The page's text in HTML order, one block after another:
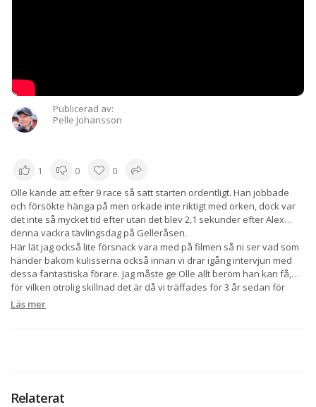
Publicerad av:
Pelle Johansson
1 0
0
Olle kände att efter 9 race så satt starten ordentligt. Han jobbade
och försökte hänga på men orkade inte riktigt med orken, dock var
det inte så mycket tid efter utan det blev 2,1 sekunder efter Alex
denna vackra tävlingsdag på Gelleråsen.
Här lät jag också lite försnack vara med på filmen så ni ser vad som
händer bakom kulisserna också innan vi drar igång intervjun med
dessa fantastiska förare. Jag måste ge Olle allt beröm han kan få,
för vilken otrolig skillnad det är då vi träffades för 3 år sedan för
första gången och gjorde intervjuer, till idag. Otroligt vad Olle har
Läs mer
Relaterat